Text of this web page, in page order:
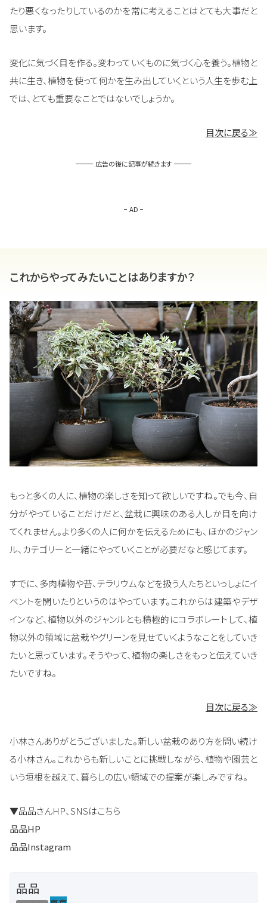
たり悪くなったりしているのかを常に考えることはとても大事だと
思います。
変化に気づく目を作る。変わっていくものに気づく心を養う。植物と
共に生き、植物を使って何かを生み出していくという人生を歩む上
では、とても重要なことではないでしょうか。
目次に戻る≫
広告の後に記事が続きます
AD
これからやってみたいことはありますか？
もっと多くの人に、植物の楽しさを知って欲しいですね。でも今、自
分がやっていることだけだと、盆栽に興味のある人しか目を向け
てくれません。より多くの人に何かを伝えるためにも、ほかのジャン
ル、カテゴリーと一緒にやっていくことが必要だなと感じてます。
すでに、多肉植物や苔、テラリウムなどを扱う人たちといっしょにイ
ベントを開いたりというのはやっています。これからは建築やデザ
インなど、植物以外のジャンルとも積極的にコラボレートして、植
物以外の領域に盆栽やグリーンを見せていくようなことをしていき
たいと思っています。そうやって、植物の楽しさをもっと伝えていき
たいですね。
目次に戻る≫
小林さんありがとうございました。新しい盆栽のあり方を問い続け
る小林さん。これからも新しいことに挑戦しながら、植物や園芸と
いう垣根を越えて、暮らしの広い領域での提案が楽しみですね。
▼品品さんHP、SNSはこちら
品品HP
品品Instagram
品品